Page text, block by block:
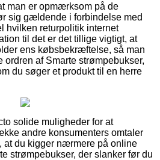
man er opmærksom på de
sig gældende i forbindelse med
hvilken returpolitik internet
til det er det tillige vigtigt, at
ens købsbekræftelse, så man
ordren af Smarte strømpebukser,
du søger et produkt til en herre
solide muligheder for at
andre konsumenters omtaler
at du kigger nærmere på online
strømpebukser, der slanker før du